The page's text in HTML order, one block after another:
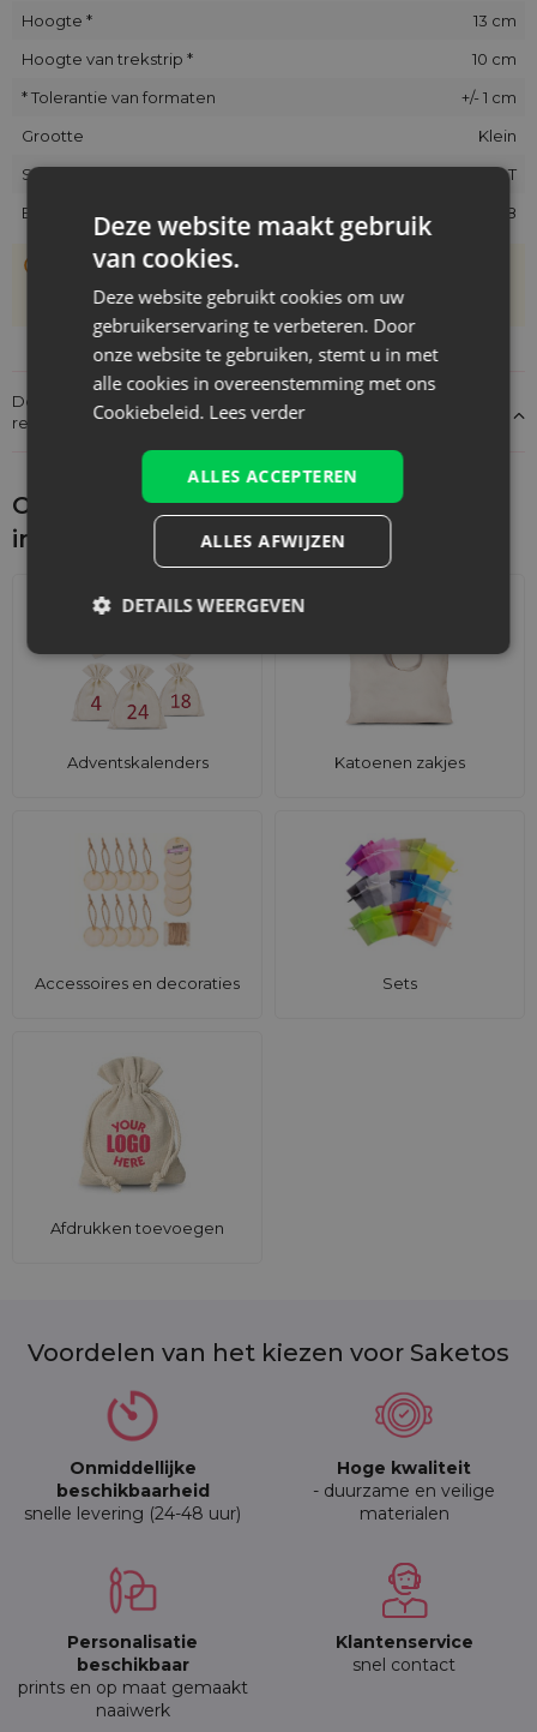
Hoogte *
13 cm
Hoogte van trekstrip *
10 cm
* Tolerantie van formaten
+/- 1 cm
Grootte
Klein
SKU
CA-03-LIN-1013-NAT
EAN
5903003407898
De zakjes zijn met de hand genaaid, daarom kan hun
+/- 1 cm
Details over de conformiteit van het product met de
regelgeving: Productverantwoordelijkheid
Ontdek wat je nog meer zou kunnen
interesseren
Adventskalenders Katoenen zakjes
Accessoires en decoraties Sets
Afdrukken toevoegen
Voordelen van het kiezen voor Saketos
Onmiddellijke
beschikbaarheid
snelle levering (24-48 uur)
Hoge kwaliteit
- duurzame en veilige
materialen
Personalisatie
beschikbaar
prints en op maat gemaakt
naaiwerk
Klantenservice
snel contact
Deze website maakt gebruik
van cookies.
Deze website gebruikt cookies om uw
gebruikerservaring te verbeteren. Door
onze website te gebruiken, stemt u in met
alle cookies in overeenstemming met ons
Cookiebeleid. Lees verder
ALLES ACCEPTEREN
ALLES AFWIJZEN
DETAILS WEERGEVEN